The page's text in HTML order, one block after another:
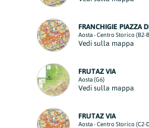
FRANCHIGIE PIAZZA
Aosta - Centro Storico (B2-
Vedi sulla mappa
FRUTAZ VIA
Aosta (G6)
Vedi sulla mappa
FRUTAZ VIA
Aosta - Centro Storico (C2-